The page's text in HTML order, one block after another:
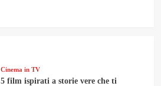
Cinema in TV
5 film ispirati a storie vere che ti